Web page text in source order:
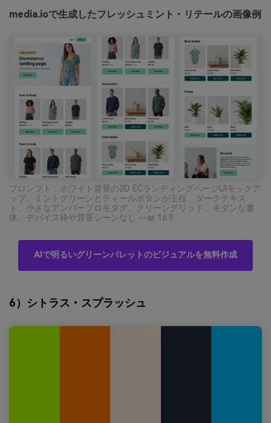
media.ioで生成したフレッシュミント・リテールの画像例
プロンプト：ホワイト背景の2D ECランディングページUIモックア
ップ。ミントグリーンとティールボタンが主役、ダークテキス
ト、小さなアンバープロモタグ、クリーングリッド、モダンな書
体、デバイス枠や背景シーンなし --ar 16:9
AIで明るいグリーンパレットのビジュアルを無料作成
6）シトラス・スプラッシュ